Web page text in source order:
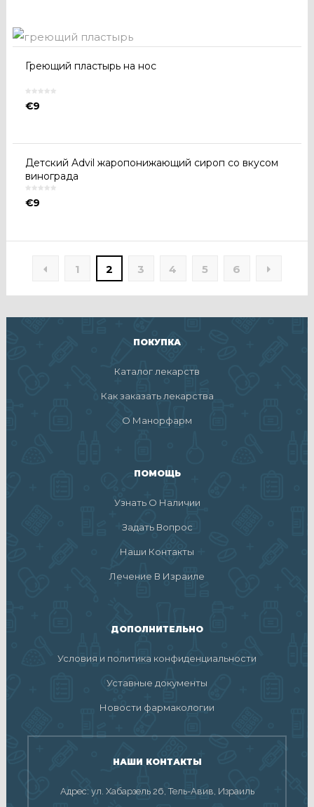
Греющий пластырь на нос
€9
Детский Advil жаропонижающий сироп со вкусом
винограда
€9
1 2 3 4 5 6
ПОКУПКА
Каталог лекарств
Как заказать лекарства
О Манорфарм
ПОМОЩЬ
Узнать О Наличии
Задать Вопрос
Наши Контакты
Лечение В Израиле
ДОПОЛНИТЕЛЬНО
Условия и политика конфиденциальности
Уставные документы
Новости фармакологии
НАШИ КОНТАКТЫ
Адрес: ул. Хабарзель 26, Тель-Авив, Израиль